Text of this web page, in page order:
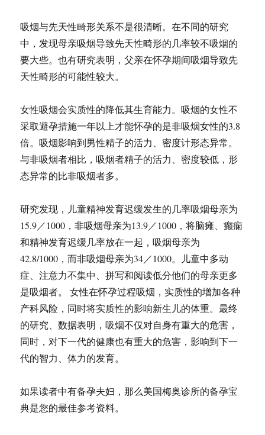
吸烟与先天性畸形关系不是很清晰。在不同的研究
中，发现母亲吸烟导致先天性畸形的几率较不吸烟的
要大些。也有研究表明，父亲在怀孕期间吸烟导致先
天性畸形的可能性较大。
女性吸烟会实质性的降低其生育能力。吸烟的女性不
采取避孕措施一年以上才能怀孕的是非吸烟女性的3.8
倍。吸烟影响到男性精子的活力、密度计形态异常。
与非吸烟者相比，吸烟者精子的活力、密度较低，形
态异常的比非吸烟者多。
研究发现，儿童精神发育迟缓发生的几率吸烟母亲为
15.9／1000，非吸烟母亲为13.9／1000，将脑瘫、癫痫
和精神发育迟缓几率放在一起，吸烟母亲为
42.8/1000，而非吸烟母亲为34／1000。儿童中多动
症、注意力不集中、拼写和阅读低分他们的母亲更多
是吸烟者。 女性在怀孕过程吸烟，实质性的增加各种
产科风险，同时将实质性的影响新生儿的体重。最终
的研究、数据表明，吸烟不仅对自身有重大的危害，
同时，对下一代的健康也有重大的危害，影响到下一
代的智力、体力的发育。
如果读者中有备孕夫妇，那么美国梅奥诊所的备孕宝
典是您的最佳参考资料。